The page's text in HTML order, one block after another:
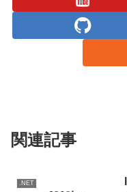
関連記事
.NET